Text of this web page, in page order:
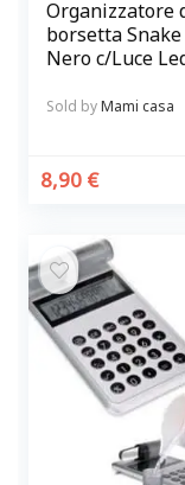
Organizzatore
borsetta Snake
Nero c/Luce
novità
Sold byMami casa
8,90 €